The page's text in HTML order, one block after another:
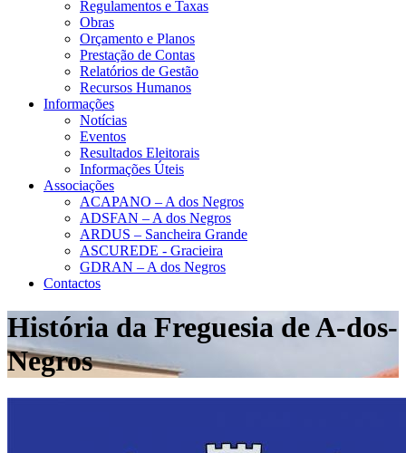
Regulamentos e Taxas
Obras
Orçamento e Planos
Prestação de Contas
Relatórios de Gestão
Recursos Humanos
Informações
Notícias
Eventos
Resultados Eleitorais
Informações Úteis
Associações
ACAPANO – A dos Negros
ADSFAN – A dos Negros
ARDUS – Sancheira Grande
ASCUREDE - Gracieira
GDRAN – A dos Negros
Contactos
História da Freguesia de A-dos-
Negros